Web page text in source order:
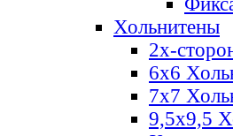
Хольнитены
2х-
6х6
7х7
9,5х9,5